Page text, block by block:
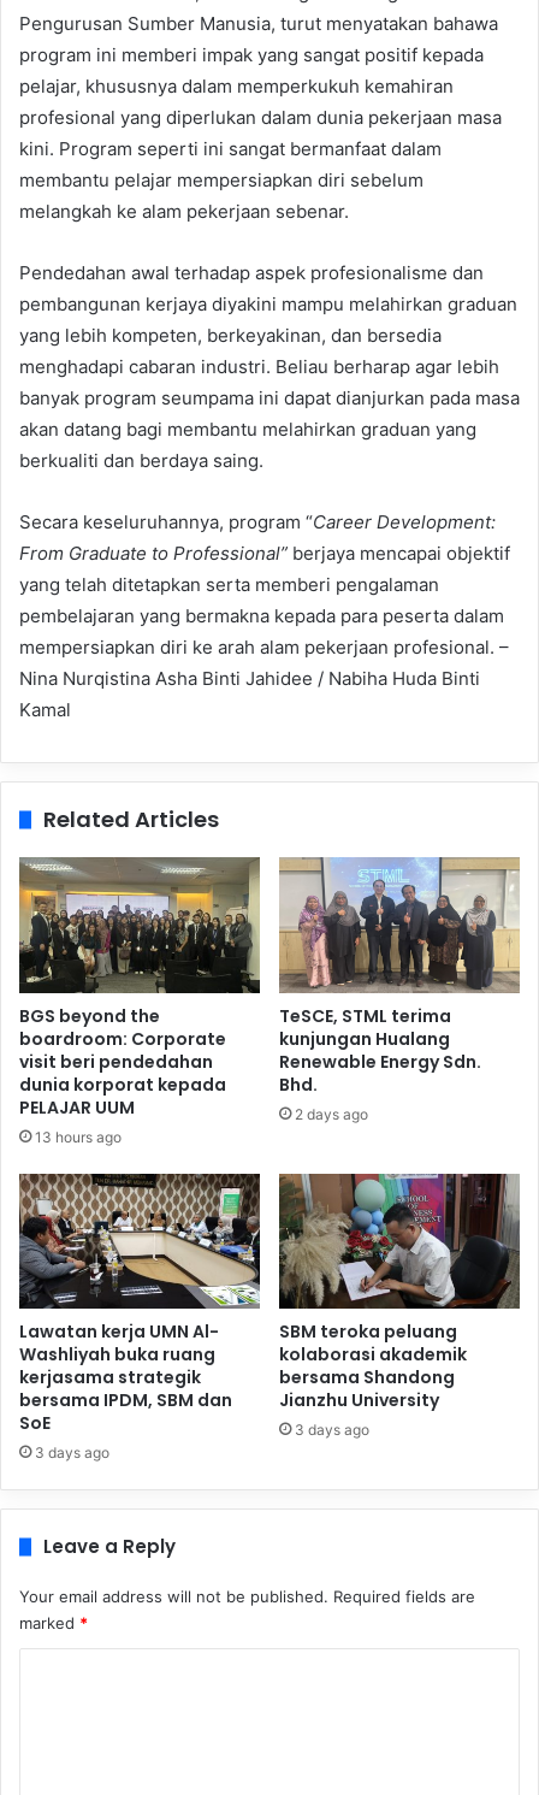
Pengurusan Sumber Manusia, turut menyatakan bahawa
program ini memberi impak yang sangat positif kepada
pelajar, khususnya dalam memperkukuh kemahiran
profesional yang diperlukan dalam dunia pekerjaan masa
kini. Program seperti ini sangat bermanfaat dalam
membantu pelajar mempersiapkan diri sebelum
melangkah ke alam pekerjaan sebenar.
Pendedahan awal terhadap aspek profesionalisme dan
pembangunan kerjaya diyakini mampu melahirkan graduan
yang lebih kompeten, berkeyakinan, dan bersedia
menghadapi cabaran industri. Beliau berharap agar lebih
banyak program seumpama ini dapat dianjurkan pada masa
akan datang bagi membantu melahirkan graduan yang
berkualiti dan berdaya saing.
Secara keseluruhannya, program “Career Development:
From Graduate to Professional” berjaya mencapai objektif
yang telah ditetapkan serta memberi pengalaman
pembelajaran yang bermakna kepada para peserta dalam
mempersiapkan diri ke arah alam pekerjaan profesional. –
Nina Nurqistina Asha Binti Jahidee / Nabiha Huda Binti
Kamal
Related Articles
BGS beyond the
boardroom: Corporate
visit beri pendedahan
dunia korporat kepada
PELAJAR UUM
13 hours ago
TeSCE, STML terima
kunjungan Hualang
Renewable Energy Sdn.
Bhd.
2 days ago
Lawatan kerja UMN Al-
Washliyah buka ruang
kerjasama strategik
bersama IPDM, SBM dan
SoE
3 days ago
SBM teroka peluang
kolaborasi akademik
bersama Shandong
Jianzhu University
3 days ago
Leave a Reply
Your email address will not be published. Required fields are
marked *